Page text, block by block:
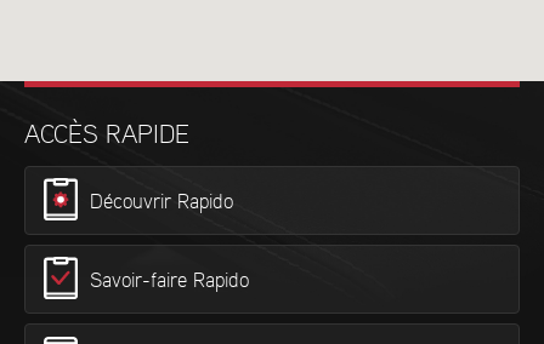
ACCÈS RAPIDE
Découvrir Rapido
Savoir-faire Rapido